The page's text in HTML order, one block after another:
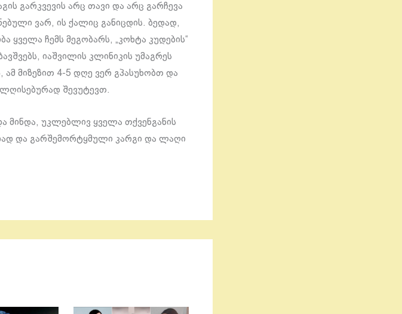
გარკვევის არც თავი და არც გარჩევა
ვარ, ის ქალიც განიცდის. ბედად,
ჩემს მეგობარს, „კოხტა კუდების“
იაშვილის კლინიკის უმაგრეს
ამ მიზეზით 4-5 დღე ვერ გპასუხობთ და
შევუტევთ.
მინდა, უკლებლივ ყველა თქვენგანის
და გარშემორტყმული კარგი და ლაღი